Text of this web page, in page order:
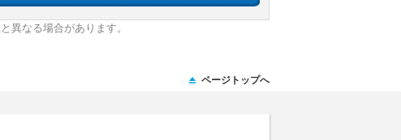
異なる場合があります。
ページトップへ